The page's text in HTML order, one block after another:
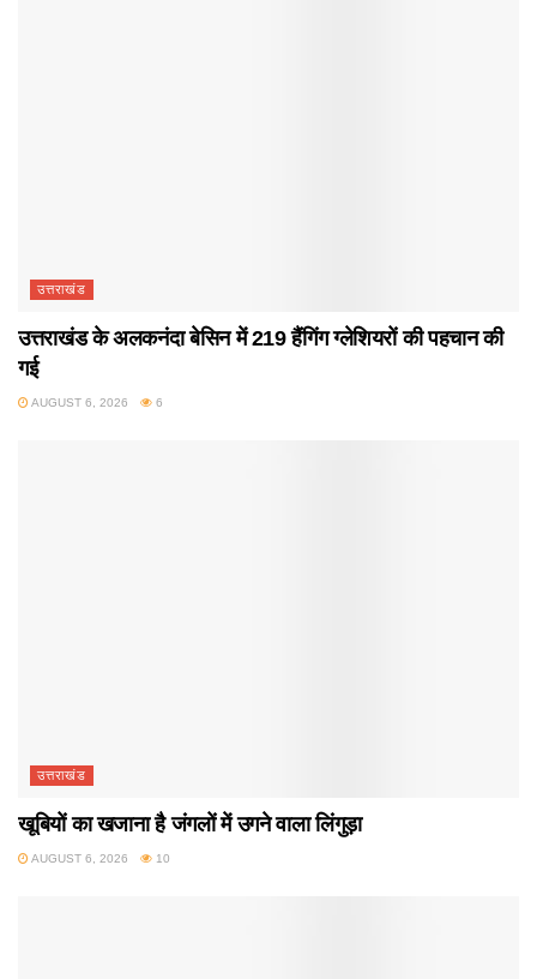
उत्तराखंड
उत्तराखंड के अलकनंदा बेसिन में 219 हैंगिंग ग्लेशियरों की पहचान की
गई
AUGUST 6, 2026 6
उत्तराखंड
खूबियों का खजाना है जंगलों में उगने वाला लिंगुड़ा
AUGUST 6, 2026 10